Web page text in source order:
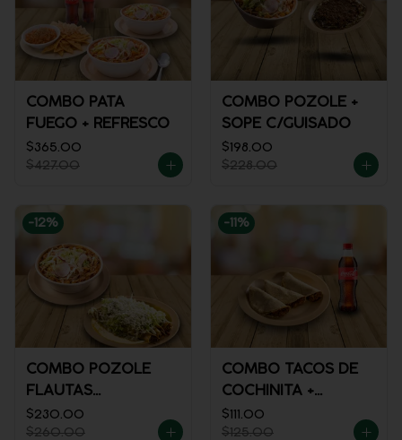
COMBO PATA
FUEGO + REFRESCO
$365.00
$427.00
COMBO POZOLE +
SOPE C/GUISADO
$198.00
$228.00
-12%
COMBO POZOLE
FLAUTAS
AHOGADAS
$230.00
$260.00
-11 %
COMBO TACOS DE
COCHINITA +
REFRESCO
$111.00
$125.00